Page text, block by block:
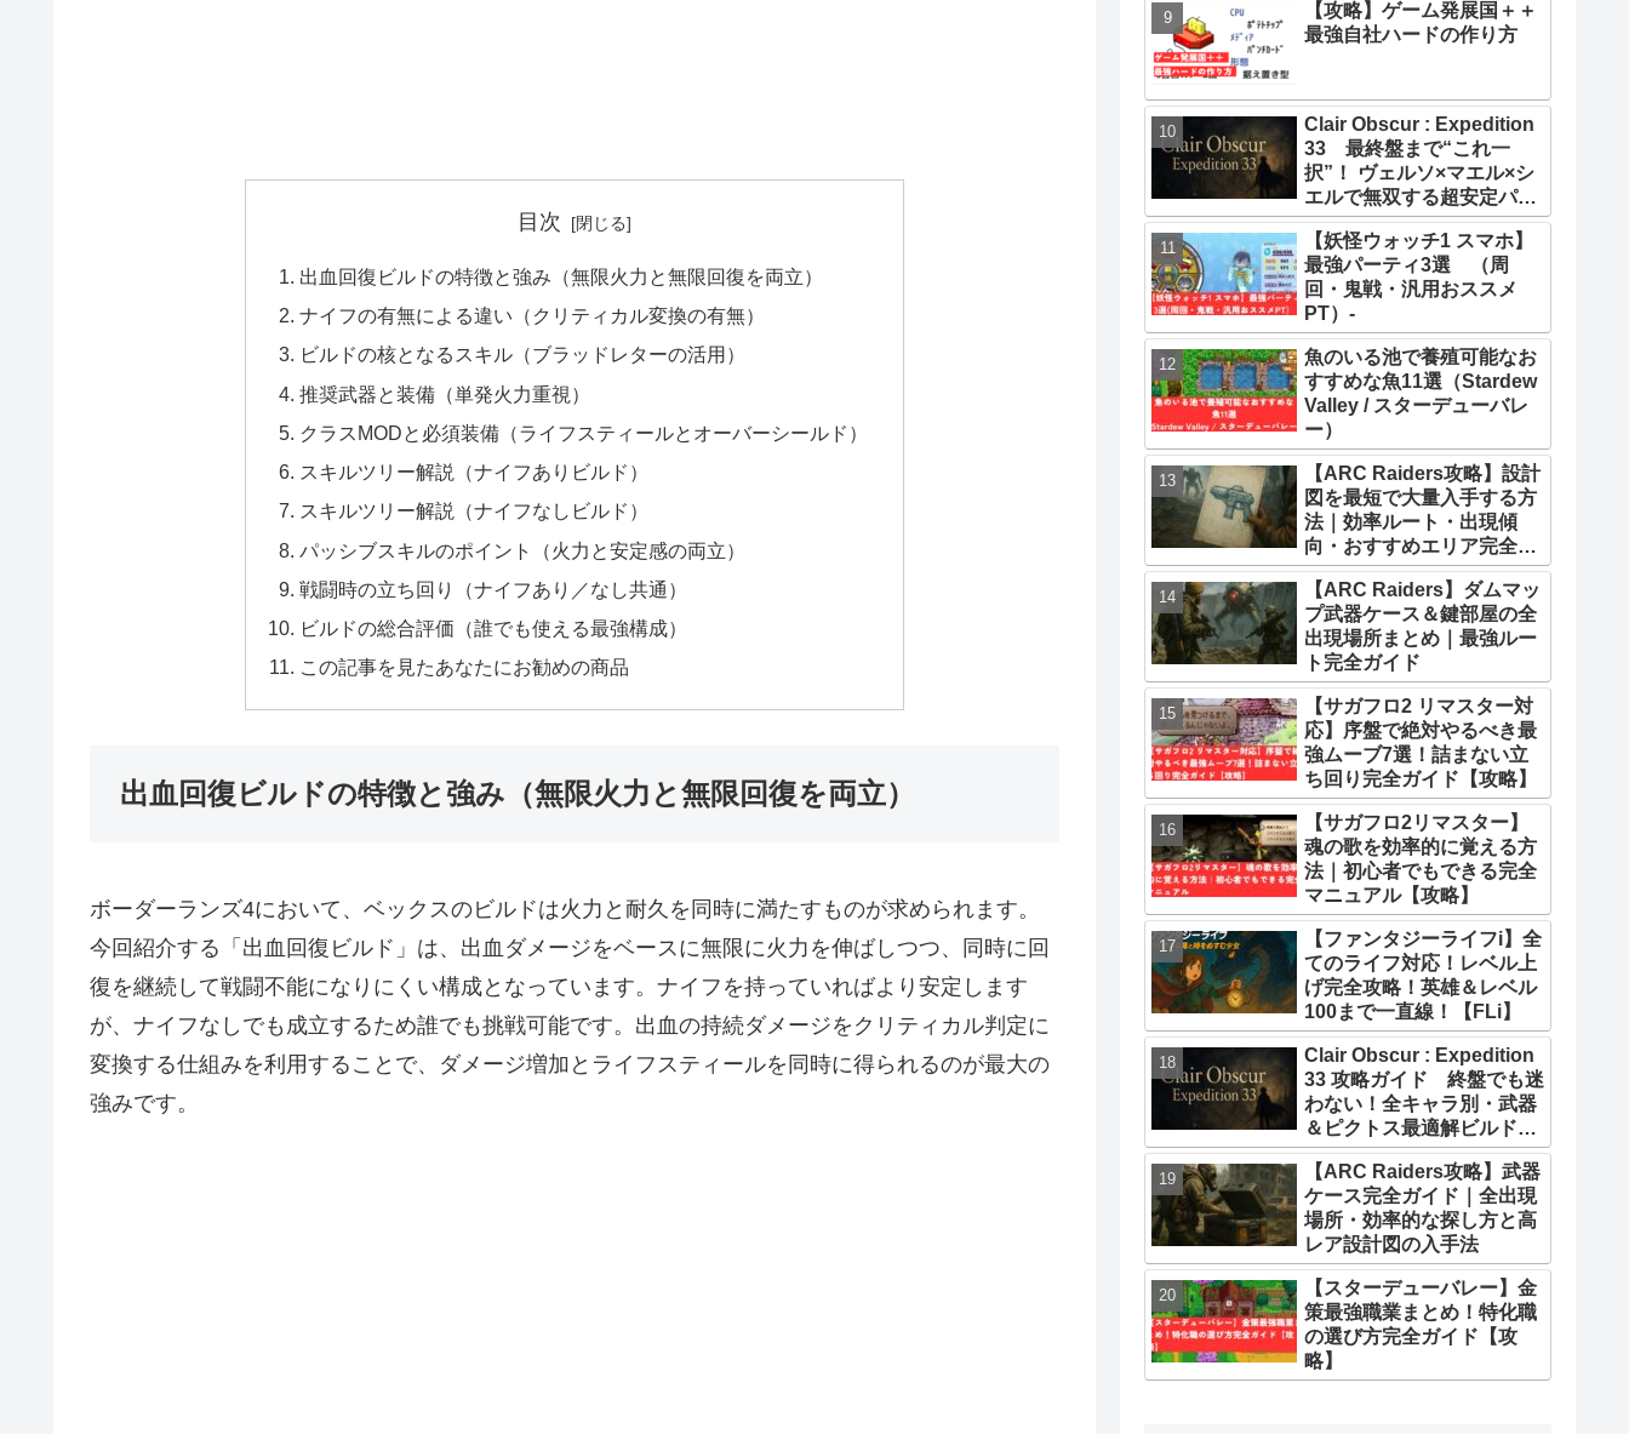
目次
出血回復ビルドの特徴と強み（無限火力と無限回復を両立）
ナイフの有無による違い（クリティカル変換の有無）
ビルドの核となるスキル（ブラッドレターの活用）
推奨武器と装備（単発火力重視）
クラスMODと必須装備（ライフスティールとオーバーシールド）
スキルツリー解説（ナイフありビルド）
スキルツリー解説（ナイフなしビルド）
パッシブスキルのポイント（火力と安定感の両立）
戦闘時の立ち回り（ナイフあり／なし共通）
ビルドの総合評価（誰でも使える最強構成）
この記事を見たあなたにお勧めの商品
出血回復ビルドの特徴と強み（無限火力と無限回復を両立）
ボーダーランズ4において、ベックスのビルドは火力と耐久を同時に満たすものが求められます。
今回紹介する「出血回復ビルド」は、出血ダメージをベースに無限に火力を伸ばしつつ、同時に回
復を継続して戦闘不能になりにくい構成となっています。ナイフを持っていればより安定します
が、ナイフなしでも成立するため誰でも挑戦可能です。出血の持続ダメージをクリティカル判定に
変換する仕組みを利用することで、ダメージ増加とライフスティールを同時に得られるのが最大の
強みです。
【攻略】ゲーム発展国＋＋
最強自社ハードの作り方
Clair Obscur : Expedition
33 最終盤まで“これ一
択”！ ヴェルソ×マエル×シ
エルで無双する超安定パー
ティー構築ガイド
【妖怪ウォッチ1 スマホ】
最強パーティ3選 （周
回・鬼戦・汎用おススメ
PT）-
魚のいる池で養殖可能なお
すすめな魚11選（Stardew
Valley / スターデューバレ
ー）
【ARC Raiders攻略】設計
図を最短で大量入手する方
法｜効率ルート・出現傾
向・おすすめエリア完全ま
とめ
【ARC Raiders】ダムマッ
プ武器ケース＆鍵部屋の全
出現場所まとめ｜最強ルー
ト完全ガイド
【サガフロ2 リマスター対
応】序盤で絶対やるべき最
強ムーブ7選！詰まない立
ち回り完全ガイド【攻略】
【サガフロ2リマスター】
魂の歌を効率的に覚える方
法｜初心者でもできる完全
マニュアル【攻略】
【ファンタジーライフi】全
てのライフ対応！レベル上
げ完全攻略！英雄＆レベル
100まで一直線！【FLi】
Clair Obscur : Expedition
33 攻略ガイド 終盤でも迷
わない！全キャラ別・武器
＆ピクトス最適解ビルドま
とめ
【ARC Raiders攻略】武器
ケース完全ガイド｜全出現
場所・効率的な探し方と高
レア設計図の入手法
【スターデューバレー】金
策最強職業まとめ！特化職
の選び方完全ガイド【攻
略】